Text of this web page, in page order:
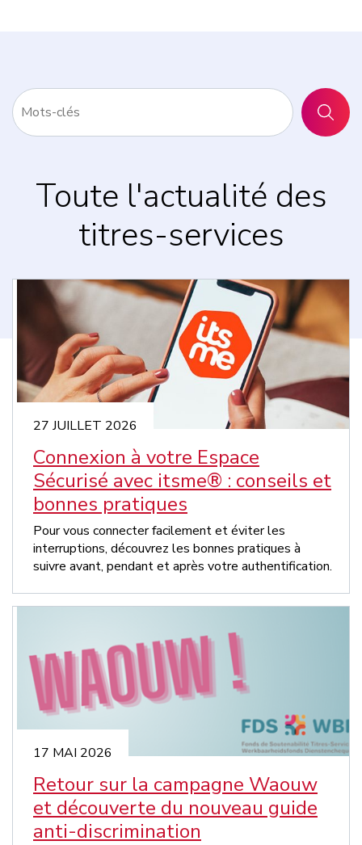
Toute l'actualité des
titres-services
27 JUILLET 2026
Connexion à votre Espace
Sécurisé avec itsme® : conseils et
bonnes pratiques
Pour vous connecter facilement et éviter les
interruptions, découvrez les bonnes pratiques à
suivre avant, pendant et après votre authentification.
17 MAI 2026
Retour sur la campagne Waouw
et découverte du nouveau guide
anti-discrimination